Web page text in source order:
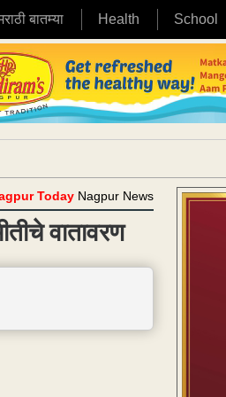
बातम्या Health School
Today Nagpur News
वातावरण